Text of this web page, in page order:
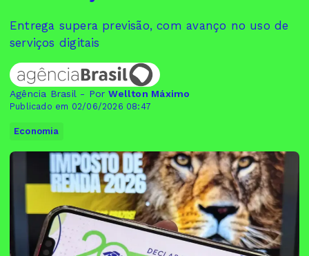
Entrega supera previsão, com avanço no uso de
serviços digitais
Agência Brasil - PorWellton Máximo
Publicado em 02/06/2026 08:47
Economia